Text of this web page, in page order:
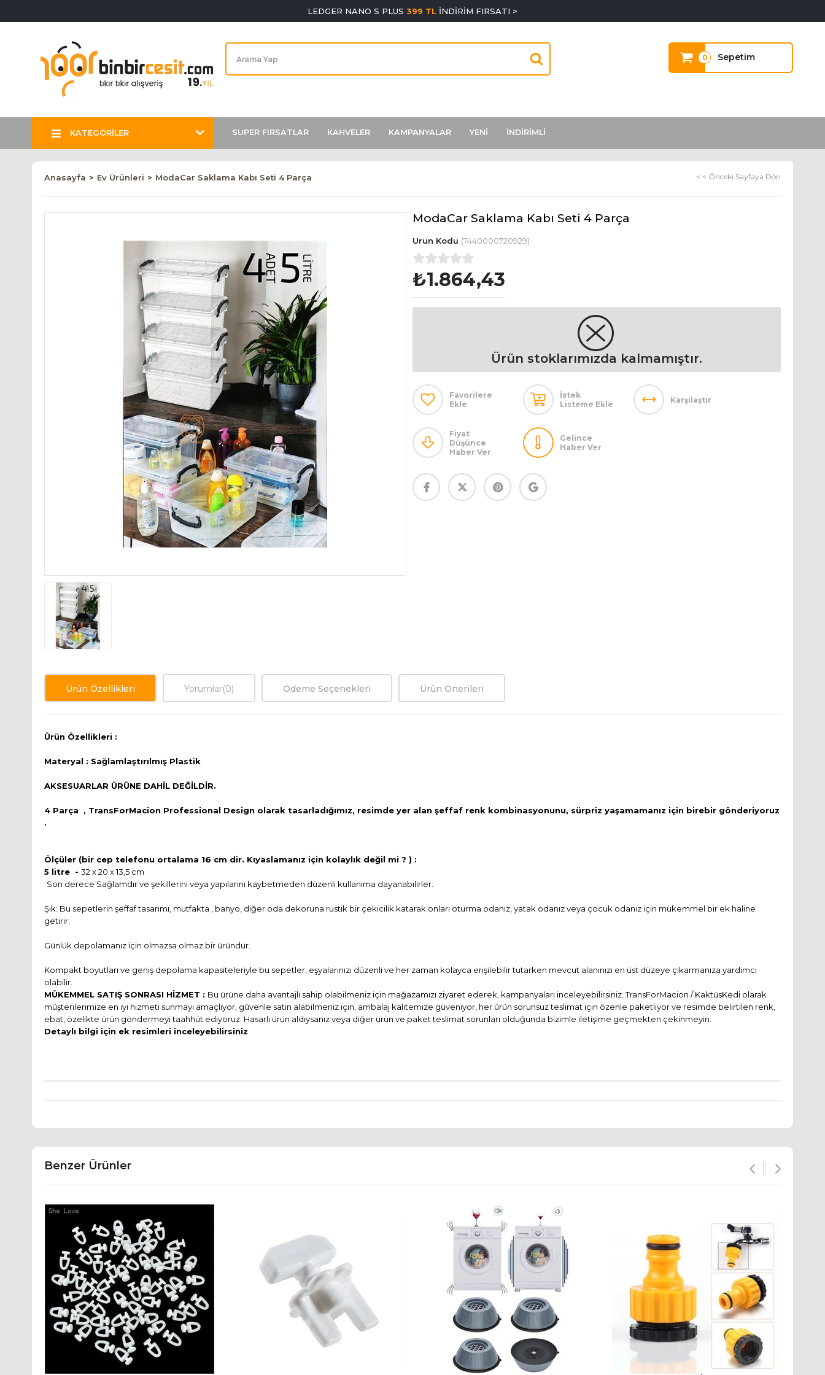
LEDGER NANO S PLUS 399 TL İNDİRİM FIRSATI >
Sepetim
0
KATEGORİLER SUPER FIRSATLAR KAHVELER KAMPANYALAR YENİ İNDİRİMLİ
Anasayfa Ev Ürünleri ModaCar Saklama Kabı Seti 4 Parça < < Önceki Sayfaya Dön
ModaCar Saklama Kabı Seti 4 Parça
(7440000720929)
₺1.864,43
Ürün stoklarımızda kalmamıştır.
Favorilere
Ekle
İstek
Listeme Ekle
Karşılaştır
Fiyat
Düşünce
Haber Ver
Gelince
Haber Ver
Ürün Özellikleri Yorumlar(0) Ödeme Seçenekleri Ürün Önerileri
Ürün Özellikleri :
Materyal : Sağlamlaştırılmış Plastik
AKSESUARLAR ÜRÜNE DAHİL DEĞİLDİR.
4 Parça , TransForMacion Professional Design olarak tasarladığımız, resimde yer alan şeffaf renk kombinasyonunu, sürpriz yaşamamanız için birebir gönderiyoruz
.
Ölçüler (bir cep telefonu ortalama 16 cm dir. Kıyaslamanız için kolaylık değil mi ? ) :
5 litre - 32 x 20 x 13,5 cm
Son derece Sağlamdır ve şekillerini veya yapılarını kaybetmeden düzenli kullanıma dayanabilirler.
Şık: Bu sepetlerin şeffaf tasarımı, mutfakta , banyo, diğer oda dekoruna rustik bir çekicilik katarak onları oturma odanız, yatak odanız veya çocuk odanız için mükemmel bir ek haline
getirir.
Günlük depolamanız için olmazsa olmaz bir üründür.
Kompakt boyutları ve geniş depolama kapasiteleriyle bu sepetler, eşyalarınızı düzenli ve her zaman kolayca erişilebilir tutarken mevcut alanınızı en üst düzeye çıkarmanıza yardımcı
olabilir.
MÜKEMMEL SATIŞ SONRASI HİZMET : Bu ürüne daha avantajlı sahip olabilmeniz için mağazamızı ziyaret ederek, kampanyaları inceleyebilirsiniz. TransForMacion / KaktüsKedi olarak
müşterilerimize en iyi hizmeti sunmayı amaçlıyor, güvenle satın alabilmeniz için, ambalaj kalitemize güveniyor, her ürün sorunsuz teslimat için özenle paketliyor ve resimde belirtilen renk,
ebat, özelikte ürün göndermeyi taahhüt ediyoruz. Hasarlı ürün aldıysanız veya diğer ürün ve paket teslimat sorunları olduğunda bizimle iletişime geçmekten çekinmeyin.
Detaylı bilgi için ek resimleri inceleyebilirsiniz
Benzer Ürünler